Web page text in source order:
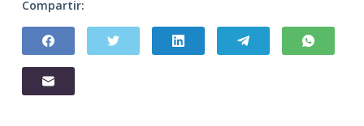
Compartir: